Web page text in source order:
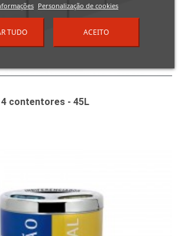
contentores - 45L
Personalização de cookies
TUDO ACEITO